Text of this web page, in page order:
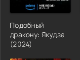
Подобный
дракону: Якудза
(2024)